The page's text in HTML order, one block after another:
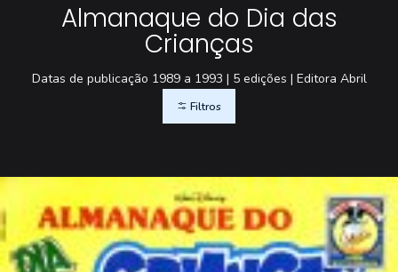
Almanaque do Dia das
Crianças
Datas de publicação 1989 a 1993 | 5 edições | Editora Abril
Filtros